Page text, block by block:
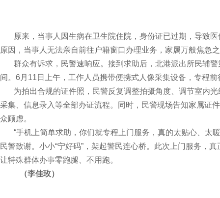
原来，当事人因生病在卫生院住院，身份证已过期，导致医
原因，当事人无法亲自前往户籍窗口办理业务，家属万般焦急
群众有诉求，民警速响应。接到求助后，北港派出所民辅警
间。6月11日上午，工作人员携带便携式人像采集设备，专程
为拍出合规的证件照，民警反复调整拍摄角度、调节室内光
采集、信息录入等全部办证流程。同时，民警现场告知家属证
众顾虑。
“手机上简单求助，你们就专程上门服务，真的太贴心、太
民警致谢。小小“宁好码”，架起警民连心桥。此次上门服务，
让特殊群体办事零跑腿、不用跑。
（​李佳玫）